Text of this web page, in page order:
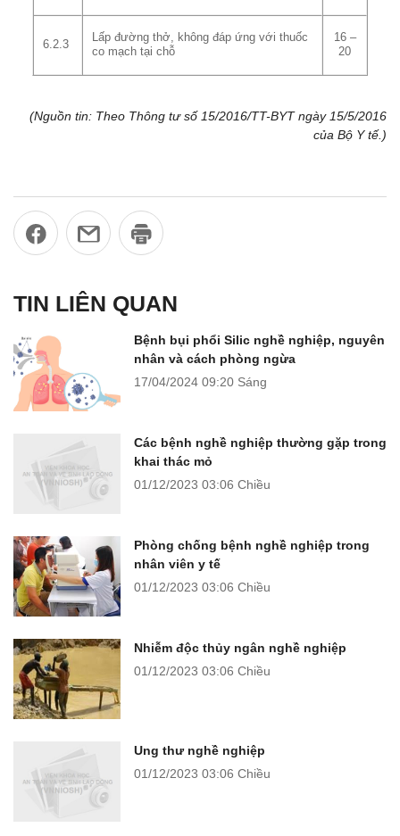
6.2.3
Lấp đường thở, không đáp ứng với thuốc
co mạch tại chỗ
16 –
20
(Nguồn tin: Theo Thông tư số 15/2016/TT-BYT ngày 15/5/2016
của Bộ Y tế.)
TIN LIÊN QUAN
Bệnh bụi phổi Silic nghề nghiệp, nguyên
nhân và cách phòng ngừa
17/04/2024 09:20 Sáng
Các bệnh nghề nghiệp thường gặp trong
khai thác mỏ
01/12/2023 03:06 Chiều
Phòng chống bệnh nghề nghiệp trong
nhân viên y tế
01/12/2023 03:06 Chiều
Nhiễm độc thủy ngân nghề nghiệp
01/12/2023 03:06 Chiều
Ung thư nghề nghiệp
01/12/2023 03:06 Chiều